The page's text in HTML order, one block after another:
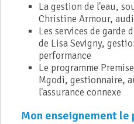
La gestion de l'eau,
Christine Armour,
Les services de garde
de Lisa Sevigny,
performance
Le programme
Mgodi, gestionnaire,
l'assurance connexe
Mon enseignement le